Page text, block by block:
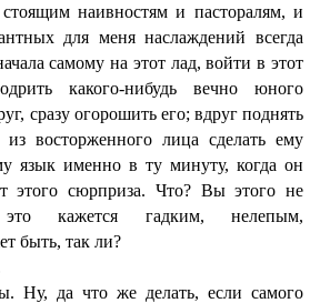
наивностям и пасторалям, и
для меня наслаждений всегда
самому на этот лад, войти в этот
какого-нибудь вечно юного
сразу огорошить его; вдруг поднять
восторженного лица сделать ему
язык именно в ту минуту, когда он
этого сюрприза. Что? Вы этого не
кажется гадким, нелепым,
быть, так ли?
Ну, да что же делать, если самого